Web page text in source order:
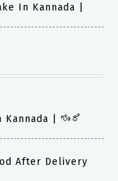
In Kannada |
| ಶುಂಠಿ
After Delivery